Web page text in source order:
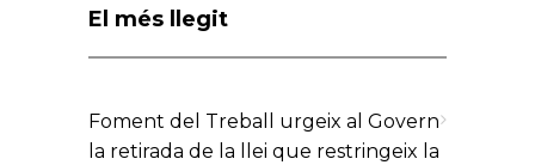
El més llegit
Foment del Treball urgeix al Govern
la retirada de la llei que restringeix la